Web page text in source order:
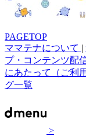
PAGETOP
ママテナについて |
プ・コンテンツ配
にあたって（ご利
グ一覧
>